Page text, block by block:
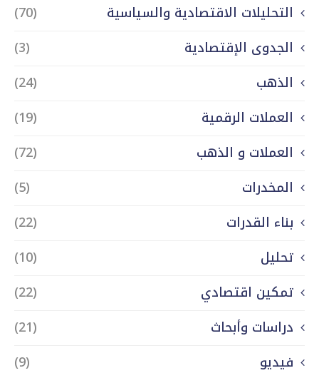
التحليلات الاقتصادية والسياسية
(70)
الجدوى الإقتصادية
(3)
الذهب
(24)
العملات الرقمية
(19)
العملات و الذهب
(72)
المخدرات
(5)
بناء القدرات
(22)
تحليل
(10)
تمكين اقتصادي
(22)
دراسات وأبحاث
(21)
فيديو
(9)